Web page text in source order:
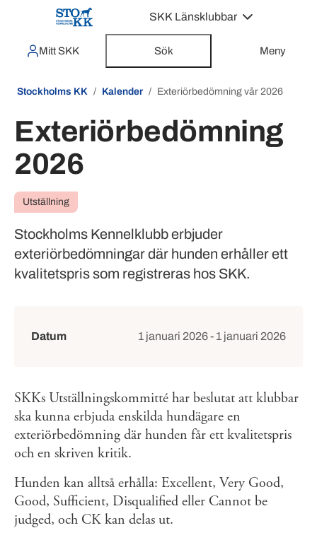
SKK Länsklubbar
Mitt SKK Sök Meny
Stockholms KK Kalender Exteriörbedömning vår 2026
Exteriörbedömning
2026
Utställning
Stockholms Kennelklubb erbjuder
exteriörbedömningar där hunden erhåller ett
kvalitetspris som registreras hos SKK.
Datum 1 januari 2026 - 1 januari 2026
SKKs Utställningskommitté har beslutat att klubbar
ska kunna erbjuda enskilda hundägare en
exteriörbedömning där hunden får ett kvalitetspris
och en skriven kritik.
Hunden kan alltså erhålla: Excellent, Very Good,
Good, Sufficient, Disqualified eller Cannot be
judged, och CK kan delas ut.